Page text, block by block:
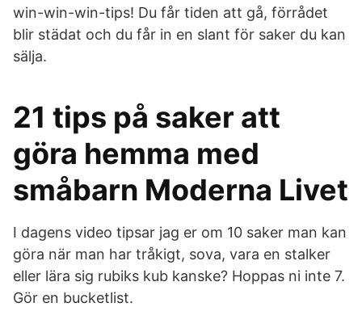
win-win-win-tips! Du får tiden att gå, förrådet
blir städat och du får in en slant för saker du kan
sälja.
21 tips på saker att
göra hemma med
småbarn Moderna Livet
I dagens video tipsar jag er om 10 saker man kan
göra när man har tråkigt, sova, vara en stalker
eller lära sig rubiks kub kanske? Hoppas ni inte 7.
Gör en bucketlist.